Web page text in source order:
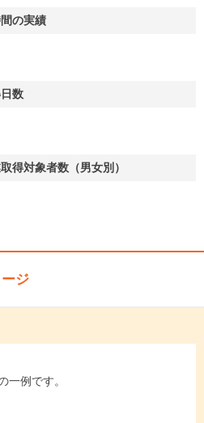
の実績
数
得対象者数（男女別）
ジ
一例です。